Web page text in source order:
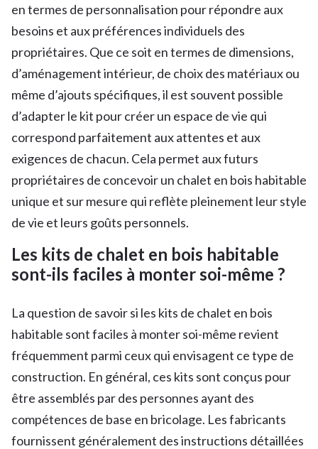
en termes de personnalisation pour répondre aux
besoins et aux préférences individuels des
propriétaires. Que ce soit en termes de dimensions,
d’aménagement intérieur, de choix des matériaux ou
même d’ajouts spécifiques, il est souvent possible
d’adapter le kit pour créer un espace de vie qui
correspond parfaitement aux attentes et aux
exigences de chacun. Cela permet aux futurs
propriétaires de concevoir un chalet en bois habitable
unique et sur mesure qui reflète pleinement leur style
de vie et leurs goûts personnels.
Les kits de chalet en bois habitable
sont-ils faciles à monter soi-même ?
La question de savoir si les kits de chalet en bois
habitable sont faciles à monter soi-même revient
fréquemment parmi ceux qui envisagent ce type de
construction. En général, ces kits sont conçus pour
être assemblés par des personnes ayant des
compétences de base en bricolage. Les fabricants
fournissent généralement des instructions détaillées